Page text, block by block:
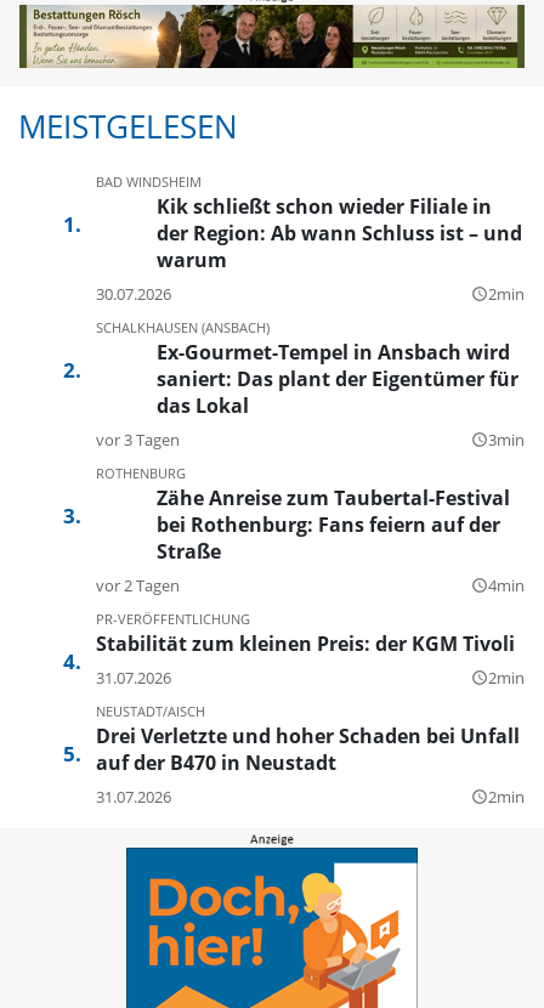
MEISTGELESEN
BAD WINDSHEIM
Kik schließt schon wieder Filiale in
der Region: Ab wann Schluss ist – und
warum
30.07.2026 query_builder2min
SCHALKHAUSEN (ANSBACH)
Ex-Gourmet-Tempel in Ansbach wird
saniert: Das plant der Eigentümer für
das Lokal
vor 3 Tagen query_builder3min
ROTHENBURG
Zähe Anreise zum Taubertal-Festival
bei Rothenburg: Fans feiern auf der
Straße
vor 2 Tagen query_builder4min
PR-VERÖFFENTLICHUNG
Stabilität zum kleinen Preis: der KGM Tivoli
31.07.2026 query_builder2min
NEUSTADT/AISCH
Drei Verletzte und hoher Schaden bei Unfall
auf der B470 in Neustadt
31.07.2026 query_builder2min